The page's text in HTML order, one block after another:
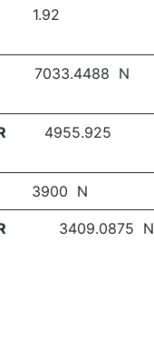
1.92
7033.4488 N
4955.925
3900 N
3409.0875 N